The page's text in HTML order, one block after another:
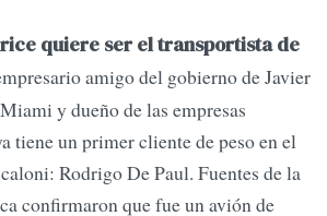
quiere ser el transportista de
amigo del gobierno de Javier
y dueño de las empresas
tiene un primer cliente de peso en el
Rodrigo De Paul. Fuentes de la
confirmaron que fue un avión de